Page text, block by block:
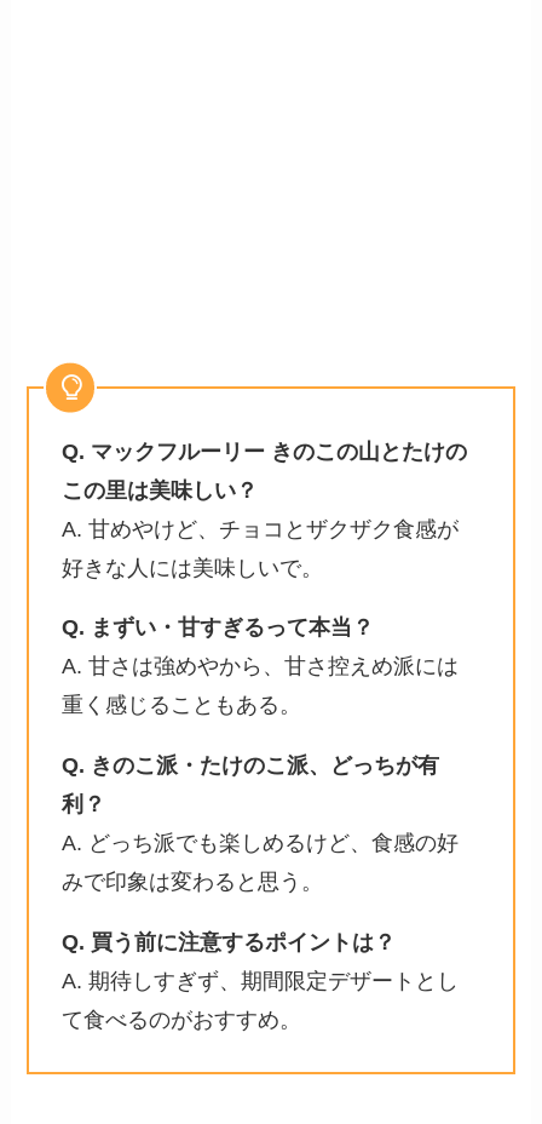
Q. マックフルーリー きのこの山とたけの
この里は美味しい？
A. 甘めやけど、チョコとザクザク食感が
好きな人には美味しいで。
Q. まずい・甘すぎるって本当？
A. 甘さは強めやから、甘さ控えめ派には
重く感じることもある。
Q. きのこ派・たけのこ派、どっちが有
利？
A. どっち派でも楽しめるけど、食感の好
みで印象は変わると思う。
Q. 買う前に注意するポイントは？
A. 期待しすぎず、期間限定デザートとし
て食べるのがおすすめ。